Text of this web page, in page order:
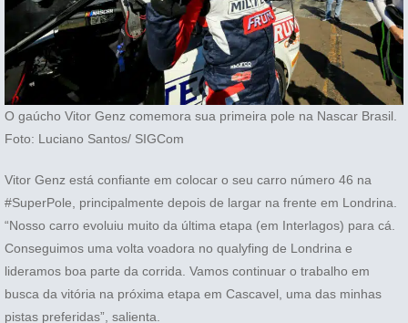
O gaúcho Vitor Genz comemora sua primeira pole na Nascar Brasil.
Foto: Luciano Santos/ SIGCom
Vitor Genz está confiante em colocar o seu carro número 46 na
#SuperPole, principalmente depois de largar na frente em Londrina.
“Nosso carro evoluiu muito da última etapa (em Interlagos) para cá.
Conseguimos uma volta voadora no qualyfing de Londrina e
lideramos boa parte da corrida. Vamos continuar o trabalho em
busca da vitória na próxima etapa em Cascavel, uma das minhas
pistas preferidas”, salienta.